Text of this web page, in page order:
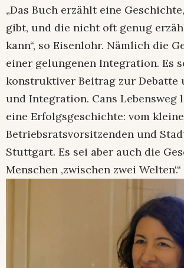
„Das Buch erzählt eine
gibt, und die nicht oft genug
kann“, so Eisenlohr. Nämlich die
einer gelungenen Integration. Es
konstruktiver Beitrag zur Debatte
und Integration. Cans Lebensweg
eine Erfolgsgeschichte: vom
Betriebsratsvorsitzenden und
Stuttgart. Es sei aber auch die
Menschen ‚zwischen zwei Welten‘.“